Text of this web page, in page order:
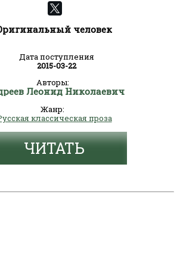
человек
Дата поступления
2015-03-22
Авторы:
Леонид Николаевич
Жанр:
классическая проза
ЧИТАТЬ